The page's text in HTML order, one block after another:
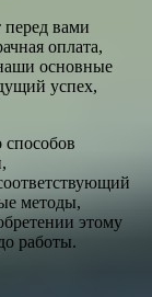
вами
оплата,
основные
успех,
методы,
этому
работы.